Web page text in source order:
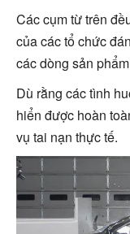
Các cụm từ trên
của các tổ chức
các dòng sản
Dù rằng các tình
hiển được hoàn
vụ tai nạn thực tế.